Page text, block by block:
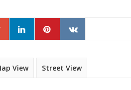
View Street View